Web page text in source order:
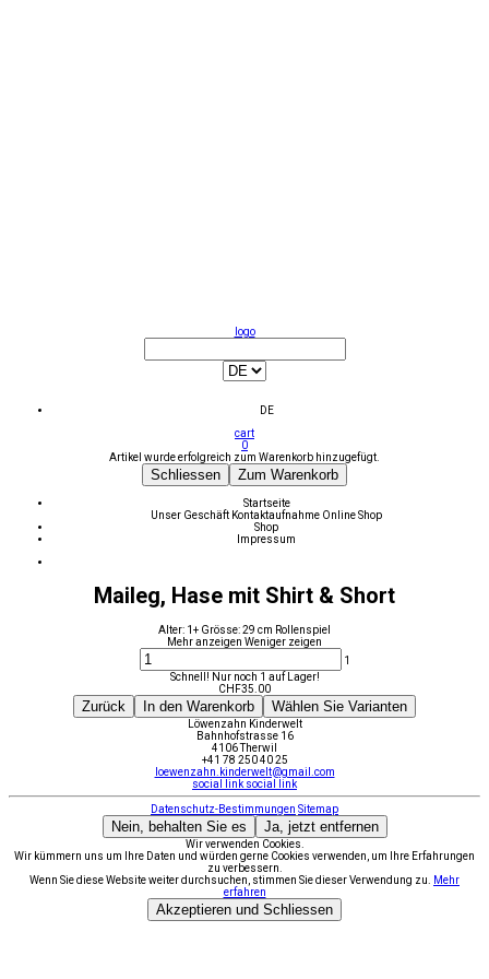
logo
DE
cart
0
Artikel wurde erfolgreich zum Warenkorb hinzugefügt.
Schliessen Zum Warenkorb
Startseite
Unser Geschäft Kontaktaufnahme Online Shop
Shop
Impressum
Maileg, Hase mit Shirt & Short
Alter: 1+ Grösse: 29 cm Rollenspiel
Mehr anzeigen Weniger zeigen
1
Schnell! Nur noch 1 auf Lager!
CHF35.00
Zurück In den Warenkorb Wählen Sie Varianten
Löwenzahn Kinderwelt
Bahnhofstrasse 16
4106 Therwil
+41 78 250 40 25
loewenzahn.kinderwelt@gmail.com
social link social link
Datenschutz-Bestimmungen Sitemap
Nein, behalten Sie es Ja, jetzt entfernen
Wir verwenden Cookies.
Wir kümmern uns um Ihre Daten und würden gerne Cookies verwenden, um Ihre Erfahrungen
zu verbessern.
Wenn Sie diese Website weiter durchsuchen, stimmen Sie dieser Verwendung zu.
Mehr
erfahren
Akzeptieren und Schliessen